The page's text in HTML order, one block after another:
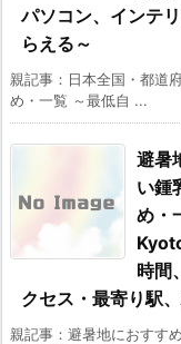
パソコン、インテ
らえる～
親記事：日本全国・都道
め・一覧 ～最低自 ...
避暑
い鍾
め・
時間
クセス・最寄り駅
親記事：避暑地におすす